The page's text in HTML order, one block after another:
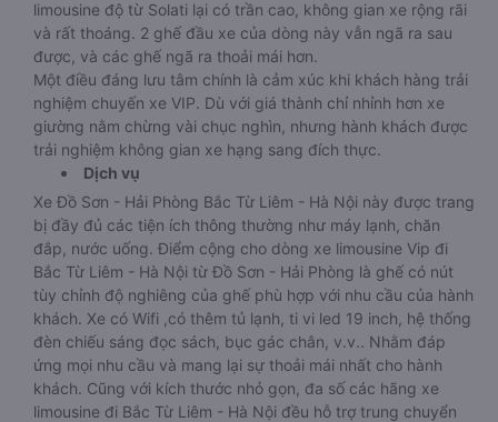
limousine độ từ Solati lại có trần cao, không gian xe rộng rãi
và rất thoáng. 2 ghế đầu xe của dòng này vẫn ngã ra sau
được, và các ghế ngã ra thoải mái hơn.
Một điều đáng lưu tâm chính là cảm xúc khi khách hàng trải
nghiệm chuyến xe VIP. Dù với giá thành chỉ nhỉnh hơn xe
giường nằm chừng vài chục nghìn, nhưng hành khách được
trải nghiệm không gian xe hạng sang đích thực.
Dịch vụ
Xe Đồ Sơn - Hải Phòng Bắc Từ Liêm - Hà Nội này được trang
bị đầy đủ các tiện ích thông thường như máy lạnh, chăn
đắp, nước uống. Điểm cộng cho dòng xe limousine Vip đi
Bắc Từ Liêm - Hà Nội từ Đồ Sơn - Hải Phòng là ghế có nút
tùy chỉnh độ nghiêng của ghế phù hợp với nhu cầu của hành
khách. Xe có Wifi ,có thêm tủ lạnh, ti vi led 19 inch, hệ thống
đèn chiếu sáng đọc sách, bục gác chân, v.v.. Nhằm đáp
ứng mọi nhu cầu và mang lại sự thoải mái nhất cho hành
khách. Cũng với kích thước nhỏ gọn, đa số các hãng xe
limousine đi Bắc Từ Liêm - Hà Nội đều hỗ trợ trung chuyển